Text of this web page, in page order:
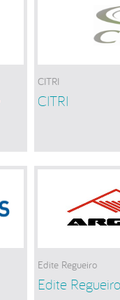
CITRI
CITRI
Edite Regueiro
Edite Regueiro